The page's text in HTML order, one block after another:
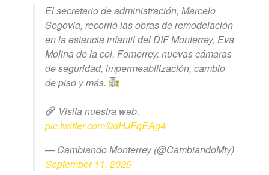
El secretario de administración, Marcelo
Segovia, recorrió las obras de remodelación
en la estancia infantil del DIF Monterrey, Eva
Molina de la col. Fomerrey: nuevas cámaras
de seguridad, impermeabilización, cambio
de piso y más.
Visita nuestra web.
pic.twitter.com/0dHJFqEAg4
— Cambiando Monterrey (@CambiandoMty)
September 11, 2025